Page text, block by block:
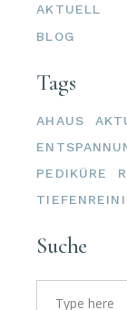
AKTUELL
BLOG
Tags
AHAUS
PEDIKÜRE
Suche
Search
for: